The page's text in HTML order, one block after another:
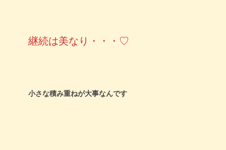
継続は美なり・・・♡
小さな積み重ねが大事なんです